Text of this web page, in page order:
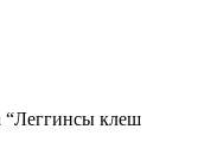
“Леггинсы клеш